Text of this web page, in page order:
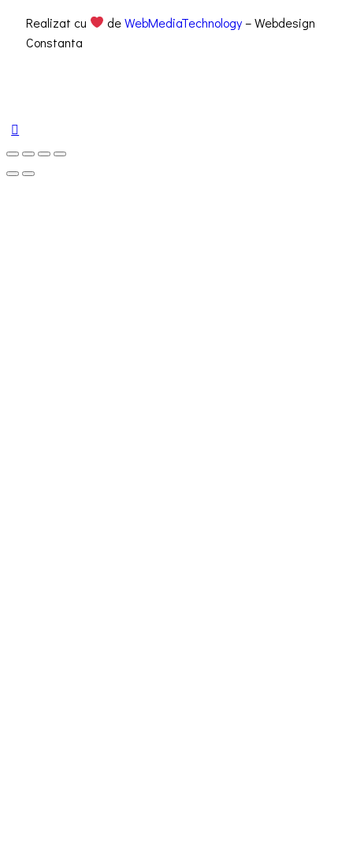
Realizat cu deWebMediaTechnology– Webdesign
Constanta